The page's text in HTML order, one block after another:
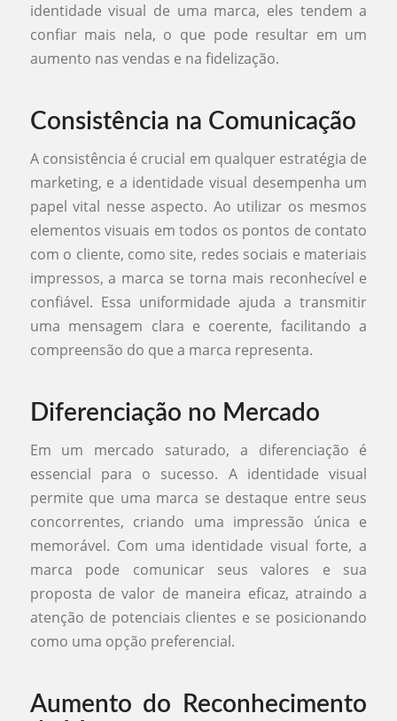
identidade visual de uma marca, eles tendem a
confiar mais nela, o que pode resultar em um
aumento nas vendas e na fidelização.
Consistência na Comunicação
A consistência é crucial em qualquer estratégia de
marketing, e a identidade visual desempenha um
papel vital nesse aspecto. Ao utilizar os mesmos
elementos visuais em todos os pontos de contato
com o cliente, como site, redes sociais e materiais
impressos, a marca se torna mais reconhecível e
confiável. Essa uniformidade ajuda a transmitir
uma mensagem clara e coerente, facilitando a
compreensão do que a marca representa.
Diferenciação no Mercado
Em um mercado saturado, a diferenciação é
essencial para o sucesso. A identidade visual
permite que uma marca se destaque entre seus
concorrentes, criando uma impressão única e
memorável. Com uma identidade visual forte, a
marca pode comunicar seus valores e sua
proposta de valor de maneira eficaz, atraindo a
atenção de potenciais clientes e se posicionando
como uma opção preferencial.
Aumento do Reconhecimento